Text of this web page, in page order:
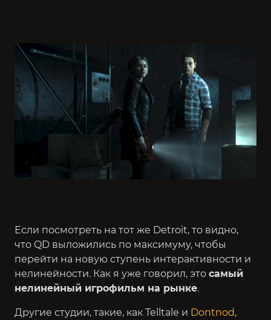
Если посмотреть на тот же Detroit, то видно,
что QD выложились по максимуму, чтобы
перейти на новую ступень интерактивности и
нелинейности. Как я уже говорил, это самый
нелинейный игрофильм на рынке.
Другие студии, такие, как Telltale и Dontnod,